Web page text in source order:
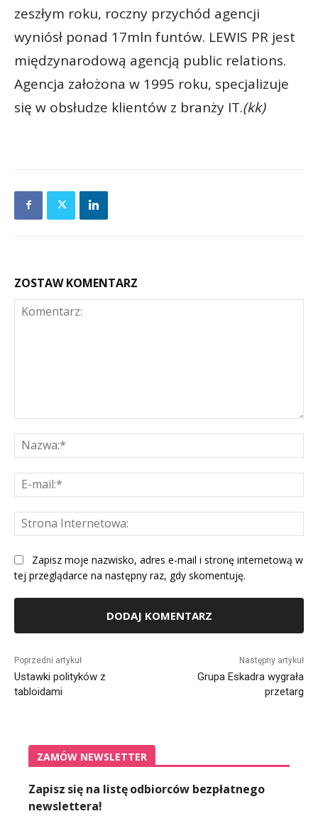
zeszłym roku, roczny przychód agencji
wyniósł ponad 17mln funtów. LEWIS PR jest
międzynarodową agencją public relations.
Agencja założona w 1995 roku, specjalizuje
się w obsłudze klientów z branży IT.(kk)
ZOSTAW KOMENTARZ
Zapisz moje nazwisko, adres e-mail i stronę internetową w
tej przeglądarce na następny raz, gdy skomentuję.
Poprzedni artykuł
Ustawki polityków z
tabloidami
Następny artykuł
Grupa Eskadra wygrała
przetarg
ZAMÓW NEWSLETTER
Zapisz się na listę odbiorców bezpłatnego
newslettera!